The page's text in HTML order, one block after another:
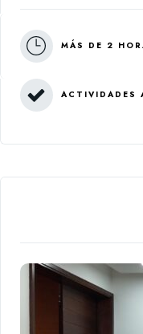
MÁS DE 2
ACTIVIDADES